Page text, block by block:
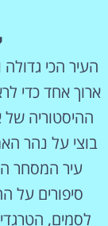
העיר הכי גדולה
ארוך אחד כדי
ההיסטוריה
בוצי על נהר
עיר המסחר
סיפורים על
לסמים,